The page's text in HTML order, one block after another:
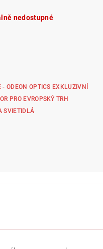
nedostupné
- ODEON OPTICS EXKLUZIVNÍ
PRO EVROPSKÝ TRH
SVIETIDLÁ